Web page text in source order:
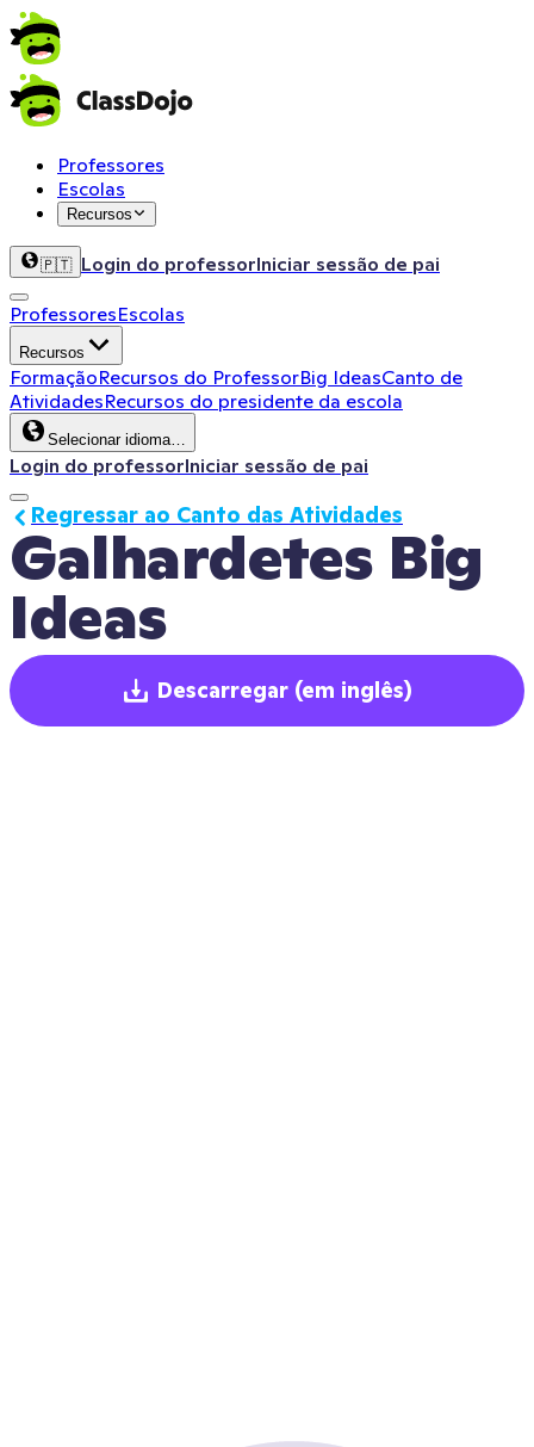
Professores
Escolas
Recursos
🇵🇹 Login do professorIniciar sessão de pai
ProfessoresEscolas
Recursos
FormaçãoRecursos do ProfessorBig IdeasCanto de
AtividadesRecursos do presidente da escola
Selecionar idioma…
Login do professorIniciar sessão de pai
Galhardetes Big
Ideas
Regressar ao Canto das Atividades
Descarregar (em inglês)